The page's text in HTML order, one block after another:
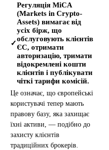
✓
Регуляція MiCA
(Markets in Crypto-
Assets) вимагає від
усіх бірж, що
обслуговують клієнтів
ЄС, отримати
авторизацію, тримати
відокремлені кошти
клієнтів і публікувати
чіткі тарифи комісій.
Це означає, що європейські
користувачі тепер мають
правову базу, яка захищає
їхні активи, — подібно до
захисту клієнтів
традиційних брокерів.